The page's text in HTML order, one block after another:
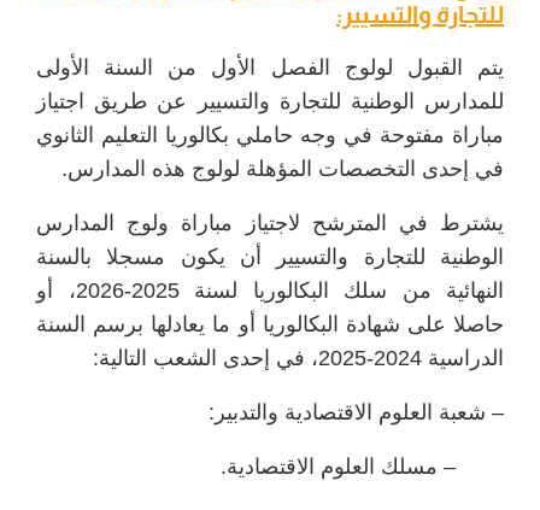
للتجارة والتسيير:
يتم القبول لولوج الفصل الأول من السنة الأولى
للمدارس الوطنية للتجارة والتسيير عن طريق اجتياز
مباراة مفتوحة في وجه حاملي بكالوريا التعليم الثانوي
في إحدى التخصصات المؤهلة لولوج هذه المدارس.
يشترط في المترشح لاجتياز مباراة ولوج المدارس
الوطنية للتجارة والتسيير أن يكون مسجلا بالسنة
النهائية من سلك البكالوريا لسنة 2025-2026، أو
حاصلا على شهادة البكالوريا أو ما يعادلها برسم السنة
الدراسية 2024-2025، في إحدى الشعب التالية:
– شعبة العلوم الاقتصادية والتدبير:
– مسلك العلوم الاقتصادية.